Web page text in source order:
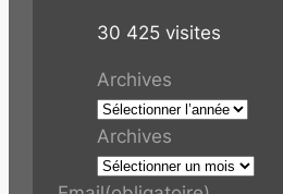
30 425 visites
Archives
Archives